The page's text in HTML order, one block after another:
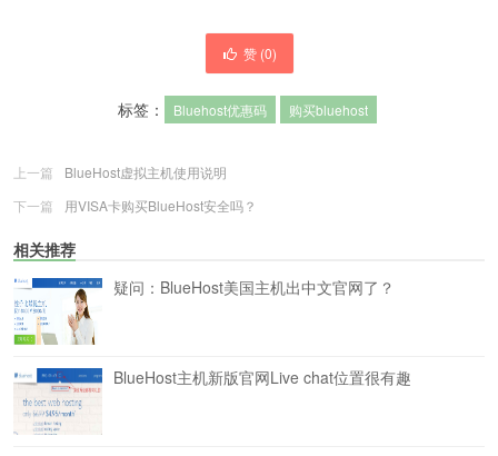
赞 (0)
标签： Bluehost优惠码 购买bluehost
上一篇
BlueHost虚拟主机使用说明
下一篇
用VISA卡购买BlueHost安全吗？
相关推荐
疑问：BlueHost美国主机出中文官网了？
BlueHost主机新版官网Live chat位置很有趣